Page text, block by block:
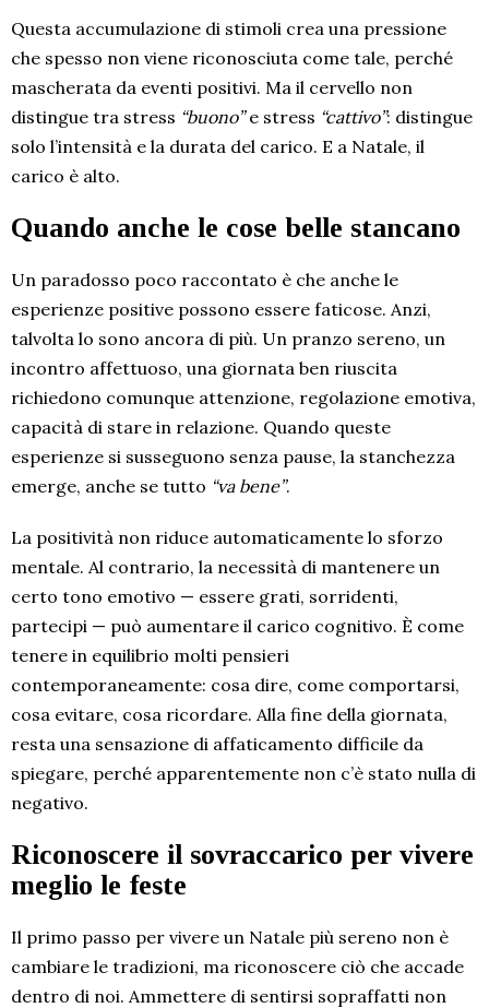
Questa accumulazione di stimoli crea una pressione
che spesso non viene riconosciuta come tale, perché
mascherata da eventi positivi. Ma il cervello non
distingue tra stress “buono”e stress “cattivo”: distingue
solo l’intensità e la durata del carico. E a Natale, il
carico è alto.
Quando anche le cose belle stancano
Un paradosso poco raccontato è che anche le
esperienze positive possono essere faticose. Anzi,
talvolta lo sono ancora di più. Un pranzo sereno, un
incontro affettuoso, una giornata ben riuscita
richiedono comunque attenzione, regolazione emotiva,
capacità di stare in relazione. Quando queste
esperienze si susseguono senza pause, la stanchezza
emerge, anche se tutto “va bene”.
La positività non riduce automaticamente lo sforzo
mentale. Al contrario, la necessità di mantenere un
certo tono emotivo — essere grati, sorridenti,
partecipi — può aumentare il carico cognitivo. È come
tenere in equilibrio molti pensieri
contemporaneamente: cosa dire, come comportarsi,
cosa evitare, cosa ricordare. Alla fine della giornata,
resta una sensazione di affaticamento difficile da
spiegare, perché apparentemente non c’è stato nulla di
negativo.
Riconoscere il sovraccarico per vivere
meglio le feste
Il primo passo per vivere un Natale più sereno non è
cambiare le tradizioni, ma riconoscere ciò che accade
dentro di noi. Ammettere di sentirsi sopraffatti non